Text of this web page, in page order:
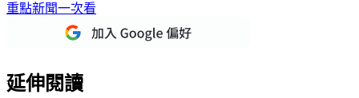
重點新聞一次看
延伸閱讀